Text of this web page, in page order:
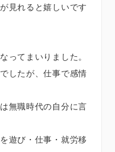
見れると嬉しいです
ってまいりました。
したが、仕事で感情
無職時代の自分に言
遊び・仕事・就労移